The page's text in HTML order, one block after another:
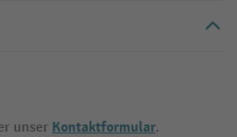
unser Kontaktformular.